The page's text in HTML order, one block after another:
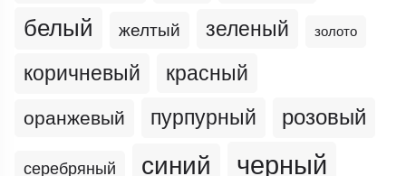
белый желтый зеленый золото
коричневый красный
оранжевый пурпурный розовый
серебряный синий черный